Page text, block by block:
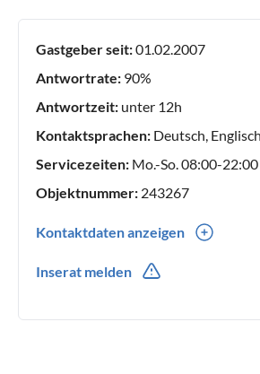
perfekt wird. Unser engagiertes Team
Planung und Durchführung Ihrer Reise
Riviera Wirklichkeit werden zu lassen.
Gastgeber seit:01.02.2007
Antwortrate: 90%
Antwortzeit: unter 12h
Kontaktsprachen: Deutsch,
Servicezeiten: Mo.-So. 08:00-22:00
Objektnummer: 243267
Kontaktdaten anzeigen
Inserat melden